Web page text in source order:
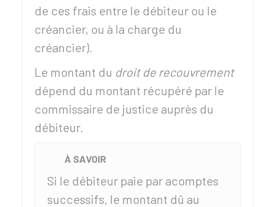
de ces frais entre le débiteur ou le
créancier, ou à la charge du
créancier).
Le montant du droit de recouvrement
dépend du montant récupéré par le
commissaire de justice auprès du
débiteur.
À SAVOIR
Si le débiteur paie par acomptes
successifs, le montant dû au